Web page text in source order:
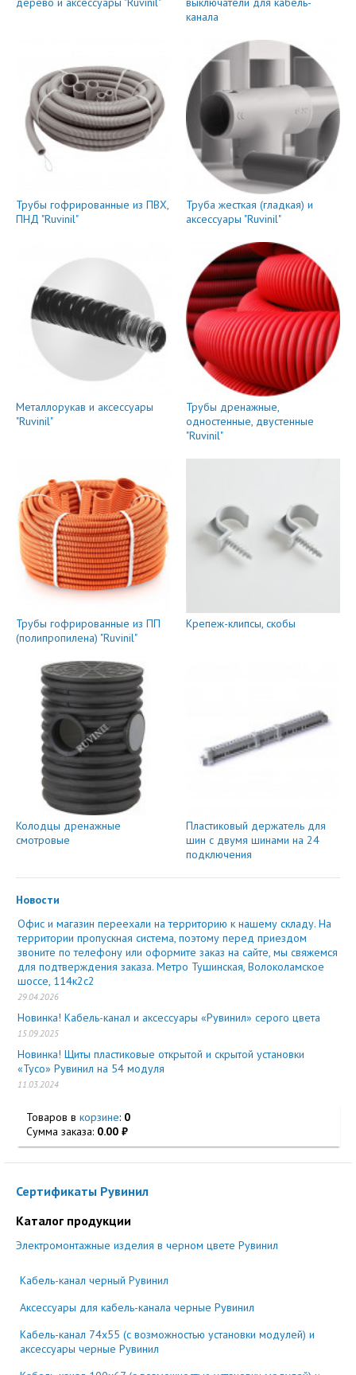
канала
Трубы гофрированные из ПВХ,
ПНД "Ruvinil"
Труба жесткая (гладкая) и
аксессуары "Ruvinil"
Металлорукав и аксессуары
"Ruvinil"
Трубы дренажные,
одностенные, двустенные
"Ruvinil"
Трубы гофрированные из ПП
(полипропилена) "Ruvinil"
Крепеж-клипсы, скобы
Колодцы дренажные
смотровые
Пластиковый держатель для
шин с двумя шинами на 24
подключения
Новости
Офис и магазин переехали на территорию к нашему складу. На
территории пропускная система, поэтому перед приездом
звоните по телефону или оформите заказ на сайте, мы свяжемся
для подтверждения заказа. Метро Тушинская, Волоколамское
шоссе, 114к2с2
29.04.2026
Новинка! Кабель-канал и аксессуары «Рувинил» серого цвета
15.09.2025
Новинка! Щиты пластиковые открытой и скрытой установки
«Тусо» Рувинил на 54 модуля
11.03.2024
Товаров в корзине: 0
Сумма заказа: 0.00
Сертификаты Рувинил
Каталог продукции
Электромонтажные изделия в черном цвете Рувинил
Кабель-канал черный Рувинил
Аксессуары для кабель-канала черные Рувинил
Кабель-канал 74x55 (с возможностью установки модулей) и
аксессуары черные Рувинил